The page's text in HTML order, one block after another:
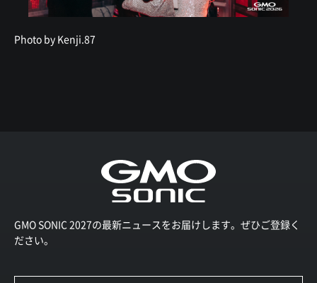
Photo by Kenji.87
GMO SONIC 2027の最新ニュースをお届けします。ぜひご登録く
ださい。